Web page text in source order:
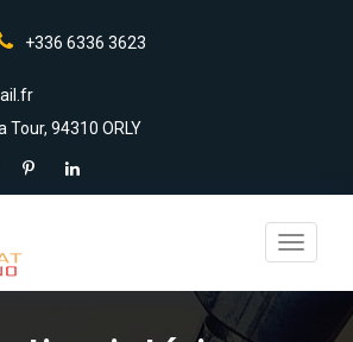
+336 6336 3623
Tour, 94310 ORLY
Toggle